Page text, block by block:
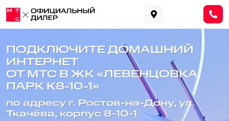
ПОДКЛЮЧИТЕ ДОМАШНИЙ
ИНТЕРНЕТ
ОТ МТС В ЖК «ЛЕВЕНЦОВКА
ПАРК К8-10-1»
по адресу г. Ростов-на-Дону, ул.
Ткачёва, корпус 8-10-1